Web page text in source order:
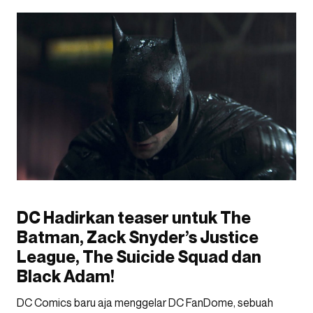
DC Hadirkan teaser untuk The
Batman, Zack Snyder’s Justice
League, The Suicide Squad dan
Black Adam!
DC Comics baru aja menggelar DC FanDome, sebuah